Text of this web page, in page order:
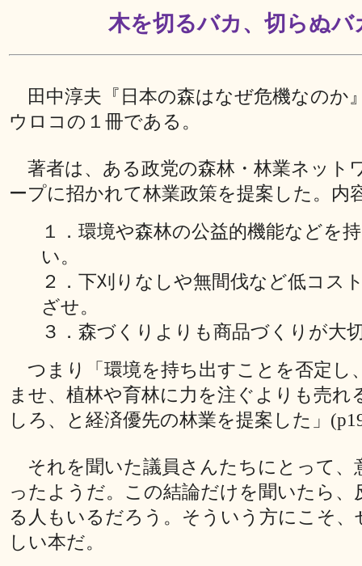
木を切るバカ、切らぬバ
田中淳夫『日本の森はなぜ危機なのか
ウロコの１冊である。
著者は、ある政党の森林・林業ネット
ープに招かれて林業政策を提案した。内
１．環境や森林の公益的機能などを
い。
２．下刈りなしや無間伐など低コス
ざせ。
３．森づくりよりも商品づくりが大
つまり「環境を持ち出すことを否定し
ませ、植林や育林に力を注ぐよりも売れ
しろ、と経済優先の林業を提案した」
それを聞いた議員さんたちにとって、
ったようだ。この結論だけを聞いたら、
る人もいるだろう。そういう方にこそ、
しい本だ。